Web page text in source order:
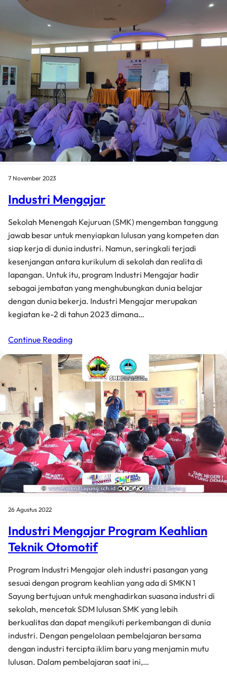
7 November 2023
Industri Mengajar
Sekolah Menengah Kejuruan (SMK) mengemban tanggung
jawab besar untuk menyiapkan lulusan yang kompeten dan
siap kerja di dunia industri. Namun, seringkali terjadi
kesenjangan antara kurikulum di sekolah dan realita di
lapangan. Untuk itu, program Industri Mengajar hadir
sebagai jembatan yang menghubungkan dunia belajar
dengan dunia bekerja. Industri Mengajar merupakan
kegiatan ke-2 di tahun 2023 dimana…
Continue Reading
26 Agustus 2022
Industri Mengajar Program Keahlian
Teknik Otomotif
Program Industri Mengajar oleh industri pasangan yang
sesuai dengan program keahlian yang ada di SMKN 1
Sayung bertujuan untuk menghadirkan suasana industri di
sekolah, mencetak SDM lulusan SMK yang lebih
berkualitas dan dapat mengikuti perkembangan di dunia
industri. Dengan pengelolaan pembelajaran bersama
dengan industri tercipta iklim baru yang menjamin mutu
lulusan. Dalam pembelajaran saat ini,…